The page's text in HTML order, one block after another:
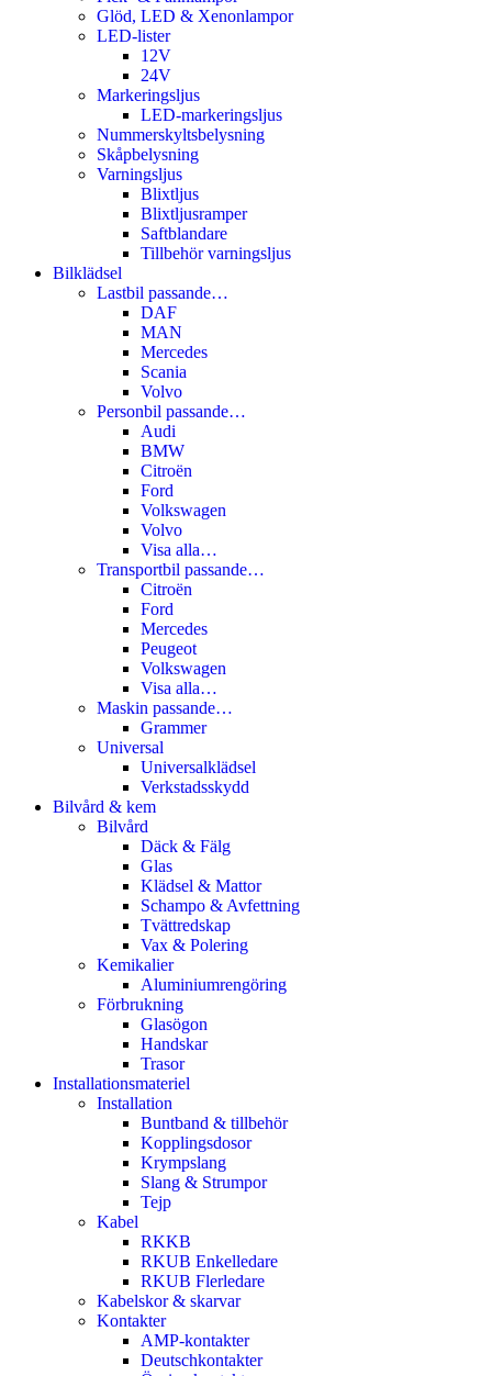
Glöd, LED & Xenonlampor
LED-lister
12V
24V
Markeringsljus
LED-markeringsljus
Nummerskyltsbelysning
Skåpbelysning
Varningsljus
Blixtljus
Blixtljusramper
Saftblandare
Tillbehör varningsljus
Bilklädsel
Lastbil passande…
DAF
MAN
Mercedes
Scania
Volvo
Personbil passande…
Audi
BMW
Citroën
Ford
Volkswagen
Volvo
Visa alla…
Transportbil passande…
Citroën
Ford
Mercedes
Peugeot
Volkswagen
Visa alla…
Maskin passande…
Grammer
Universal
Universalklädsel
Verkstadsskydd
Bilvård & kem
Bilvård
Däck & Fälg
Glas
Klädsel & Mattor
Schampo & Avfettning
Tvättredskap
Vax & Polering
Kemikalier
Aluminiumrengöring
Förbrukning
Glasögon
Handskar
Trasor
Installationsmateriel
Installation
Buntband & tillbehör
Kopplingsdosor
Krympslang
Slang & Strumpor
Tejp
Kabel
RKKB
RKUB Enkelledare
RKUB Flerledare
Kabelskor & skarvar
Kontakter
AMP-kontakter
Deutschkontakter